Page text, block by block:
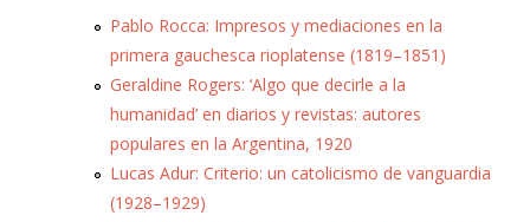
Pablo Rocca: Impresos y mediaciones en la
primera gauchesca rioplatense (1819–1851)
Geraldine Rogers: ‘Algo que decirle a la
humanidad’ en diarios y revistas: autores
populares en la Argentina, 1920
Lucas Adur: Criterio: un catolicismo de vanguardia
(1928–1929)